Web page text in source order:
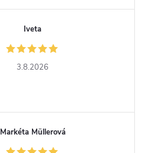
Iveta
3.8.2026
Markéta Müllerová